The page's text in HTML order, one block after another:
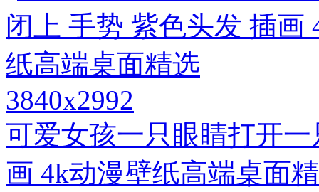
3840x2992
可爱女孩一只眼睛打开
画 4k动漫壁纸高端桌面